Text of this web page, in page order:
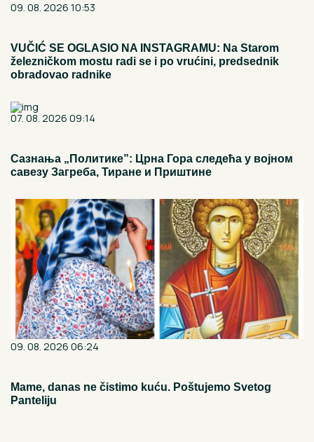
09. 08. 2026 10:53
VUČIĆ SE OGLASIO NA INSTAGRAMU: Na Starom
železničkom mostu radi se i po vrućini, predsednik
obradovao radnike
07. 08. 2026 09:14
Сазнања „Политике”: Црна Гора следећа у војном
савезу Загреба, Тиране и Приштине
09. 08. 2026 06:24
Mame, danas ne čistimo kuću. Poštujemo Svetog
Panteliju